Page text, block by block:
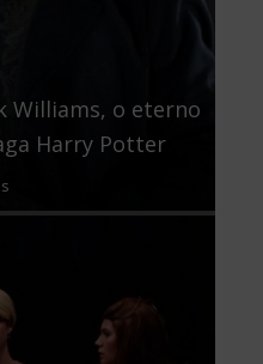
Williams, o eterno
Harry Potter